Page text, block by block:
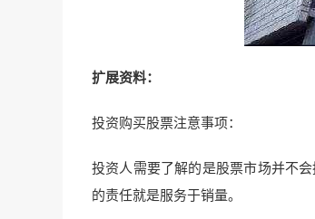
扩展资料：
投资购买股票注意事项：
投资人需要了解的是股票市场并不
的责任就是服务于销量。